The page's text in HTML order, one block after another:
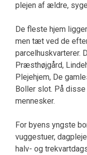
plejen af ældre,
De fleste hjem
men tæt ved de
parcelhuskvarterer.
Præsthøjgård,
Plejehjem, De
Boller slot. På
mennesker.
For byens yngste
vuggestuer,
halv- og